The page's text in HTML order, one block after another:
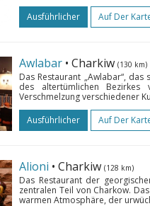
Ausführlicher
Auf Der
Awlabar • Charkiw (130 km)
Das Restaurant „Awlabar“,
des altertümlichen
Verschmelzung verschiedener
Ausführlicher
Auf Der
Alioni • Charkiw (128 km)
Das Restaurant der
zentralen Teil von Charkow.
warmen Atmosphäre, der